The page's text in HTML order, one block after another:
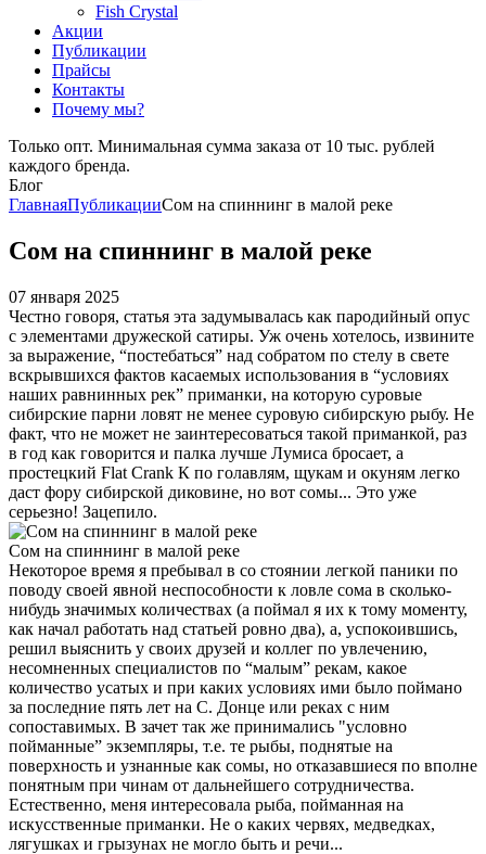
Fish Crystal
Акции
Публикации
Прайсы
Контакты
Почему мы?
Только опт. Минимальная сумма заказа от 10 тыс. рублей
каждого бренда.
Блог
ГлавнаяПубликацииСом на спиннинг в малой реке
Сом на спиннинг в малой реке
07 января 2025
Честно говоря, статья эта задумывалась как пародийный опус
с эле­ментами дружеской сатиры. Уж очень хотелось, извините
за выражение, “постебаться” над собратом по стелу в свете
вскрывшихся фактов касаемых использования в “условиях
наших равнинных рек” приманки, на которую суровые
сибирские парни ловят не менее суровую сибирскую рыбу. Не
факт, что не может не заинтересоваться такой приманкой, раз
в год как говорится и палка лучше Лумиса бросает, а
простецкий Flat Crank К по голавлям, щукам и окуням легко
даст фору сибирской диковине, но вот сомы... Это уже
серьезно! Зацепило.
Сом на спиннинг в малой реке
Некоторое время я пребывал в со­ стоянии легкой паники по
поводу своей явной неспособности к ловле сома в сколько-
нибудь значимых количествах (а поймал я их к тому моменту,
как на­чал работать над статьей ровно два), а, успокоившись,
решил выяснить у своих друзей и коллег по увлечению,
несомненных специалистов по “малым” рекам, какое
количество усатых и при каких условиях ими было поймано
за последние пять лет на С. Донце или реках с ним
сопоставимых. В зачет так же принимались "условно
пойманные” экземпляры, т.е. те рыбы, поднятые на
поверхность и узнанные как сомы, но отказавшиеся по вполне
понятным при­ чинам от дальнейшего сотрудничества.
Естественно, меня интересовала рыба, пойманная на
искусственные приманки. Не о каких червях, медведках,
лягушках и грызунах не могло быть и речи...